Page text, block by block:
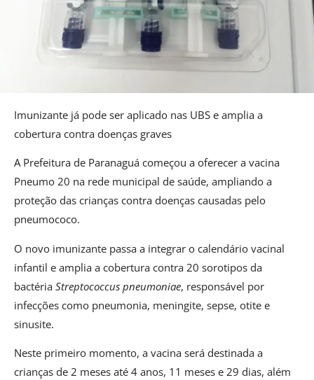
Imunizante já pode ser aplicado nas UBS e amplia a
cobertura contra doenças graves
A Prefeitura de Paranaguá começou a oferecer a vacina
Pneumo 20 na rede municipal de saúde, ampliando a
proteção das crianças contra doenças causadas pelo
pneumococo.
O novo imunizante passa a integrar o calendário vacinal
infantil e amplia a cobertura contra 20 sorotipos da
bactéria Streptococcus pneumoniae, responsável por
infecções como pneumonia, meningite, sepse, otite e
sinusite.
Neste primeiro momento, a vacina será destinada a
crianças de 2 meses até 4 anos, 11 meses e 29 dias, além